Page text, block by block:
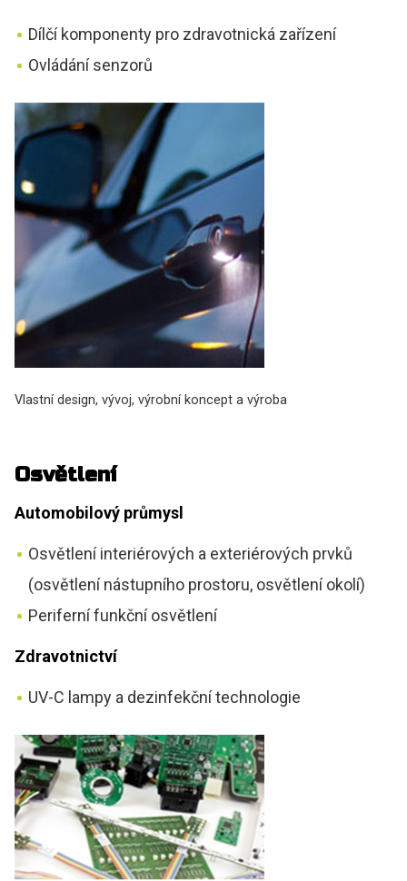
Dílčí komponenty pro zdravotnická zařízení
Ovládání senzorů
Vlastní design, vývoj, výrobní koncept a výroba
Osvětlení
Automobilový průmysl
Osvětlení interiérových a exteriérových prvků
(osvětlení nástupního prostoru, osvětlení okolí)
Periferní funkční osvětlení
Zdravotnictví
UV-C lampy a dezinfekční technologie